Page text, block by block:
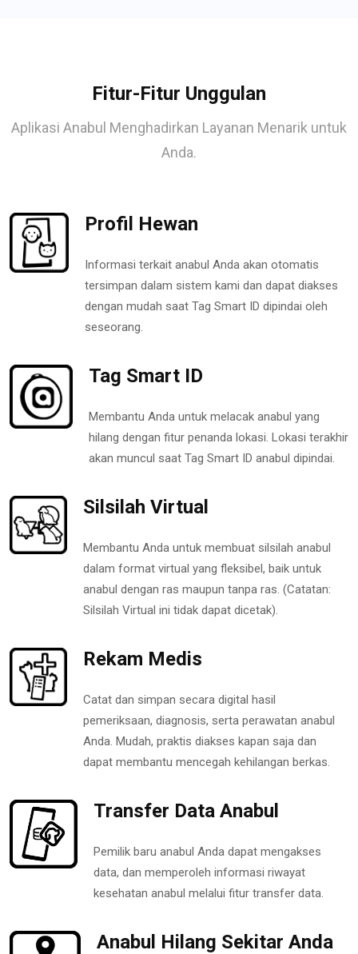
Fitur-Fitur Unggulan
Aplikasi Anabul Menghadirkan Layanan Menarik untuk
Anda.
Profil Hewan
Informasi terkait anabul Anda akan otomatis
tersimpan dalam sistem kami dan dapat diakses
dengan mudah saat Tag Smart ID dipindai oleh
seseorang.
Tag Smart ID
Membantu Anda untuk melacak anabul yang
hilang dengan fitur penanda lokasi. Lokasi terakhir
akan muncul saat Tag Smart ID anabul dipindai.
Silsilah Virtual
Membantu Anda untuk membuat silsilah anabul
dalam format virtual yang fleksibel, baik untuk
anabul dengan ras maupun tanpa ras. (Catatan:
Silsilah Virtual ini tidak dapat dicetak).
Rekam Medis
Catat dan simpan secara digital hasil
pemeriksaan, diagnosis, serta perawatan anabul
Anda. Mudah, praktis diakses kapan saja dan
dapat membantu mencegah kehilangan berkas.
Transfer Data Anabul
Pemilik baru anabul Anda dapat mengakses
data, dan memperoleh informasi riwayat
kesehatan anabul melalui fitur transfer data.
Anabul Hilang Sekitar Anda